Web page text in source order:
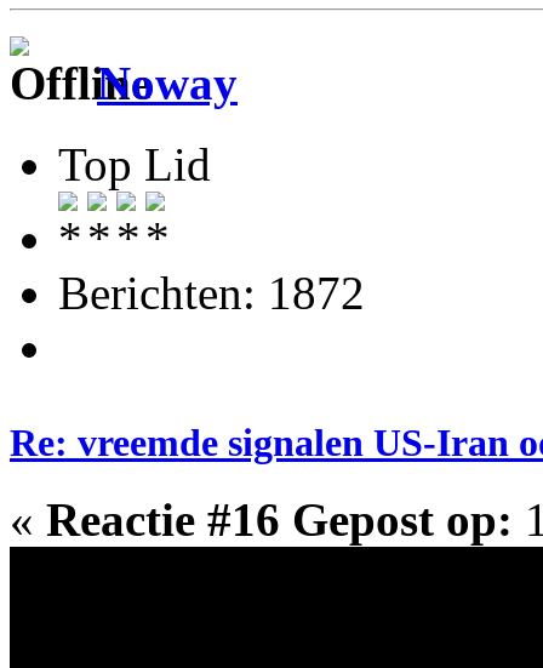
Noway
Top Lid
Berichten: 1872
Re: vreemde signalen US-Iran
« Reactie #16 Gepost op: